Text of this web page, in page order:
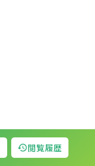
閲覧履歴